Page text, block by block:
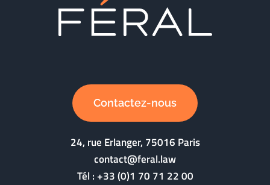
Contactez-nous
24, rue Erlanger, 75016 Paris
contact@feral.law
Tél :+33 (0)1 70 71 22 00